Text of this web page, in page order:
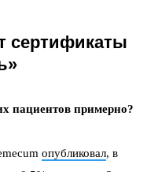
сертификаты
пациентов примерно?
опубликовал, в